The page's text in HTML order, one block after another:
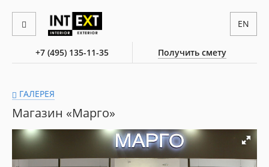
+7 (495) 135-11-35 Получить смету
EN
ГАЛЕРЕЯ
Магазин «Марго»